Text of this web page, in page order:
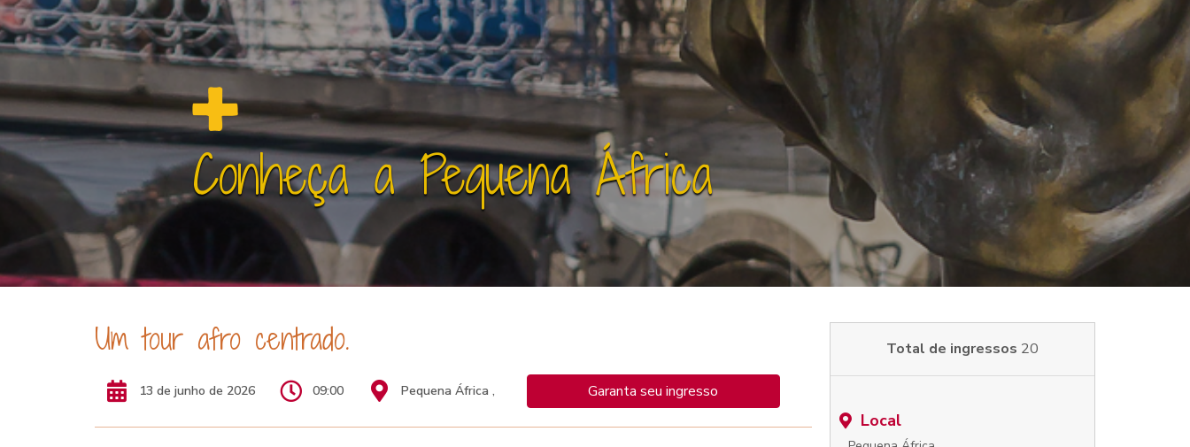
Conheça a Pequena África
Um tour afro centrado.
13 de junho de 2026 09:00 Pequena África , Garanta seu ingresso
Total de ingressos 20
Local